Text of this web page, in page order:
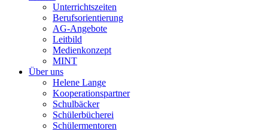
Unterrichtszeiten
Berufsorientierung
AG-Angebote
Leitbild
Medienkonzept
MINT
Über uns
Helene Lange
Kooperationspartner
Schulbäcker
Schülerbücherei
Schülermentoren